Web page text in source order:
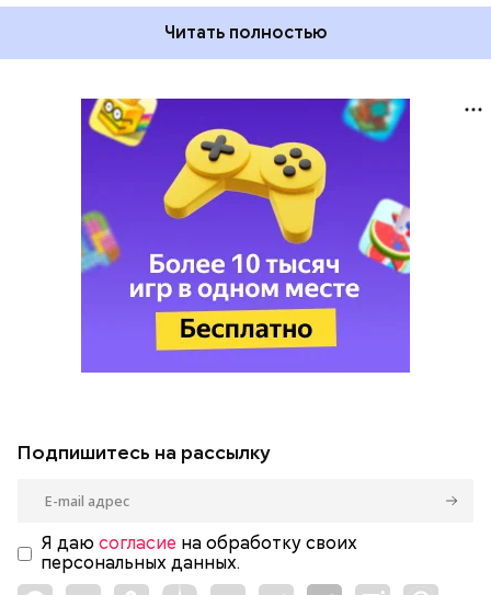
Читать полностью
Подпишитесь на рассылку
Я даю согласие на обработку своих
персональных данных.